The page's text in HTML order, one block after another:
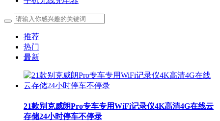
推荐
热门
最新
21款别克威朗Pro专车专用WiFi记录仪4K高清4G在线云
存储24小时停车不停录